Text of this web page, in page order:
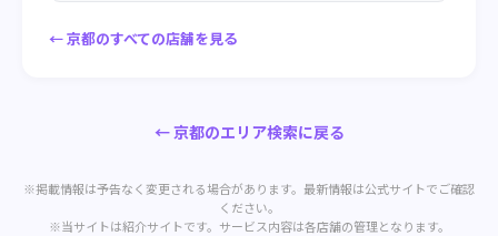
← 京都のすべての店舗を見る
← 京都のエリア検索に戻る
※掲載情報は予告なく変更される場合があります。最新情報は公式サイトでご確認
ください。
※当サイトは紹介サイトです。サービス内容は各店舗の管理となります。